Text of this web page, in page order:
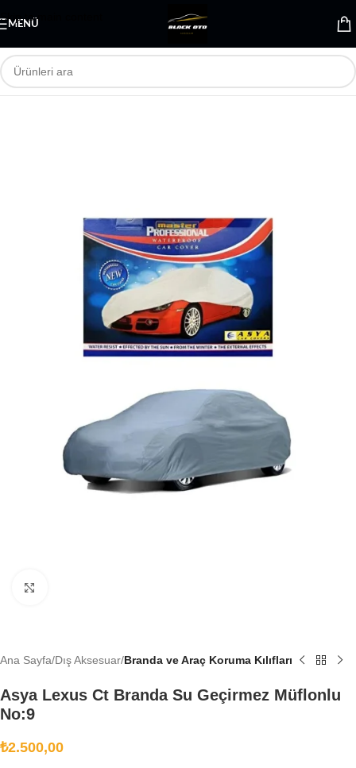
Skip to main content
MENÜ
Ana Sayfa Dış Aksesuar Branda ve Araç Koruma Kılıfları
Asya Lexus Ct Branda Su Geçirmez Müflonlu
No:9
₺2.500,00